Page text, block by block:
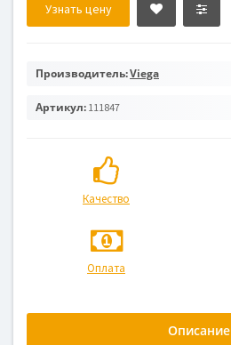
Узнать цену
Производитель:Viega
Артикул: 111847
Качество
Оплата
Описание